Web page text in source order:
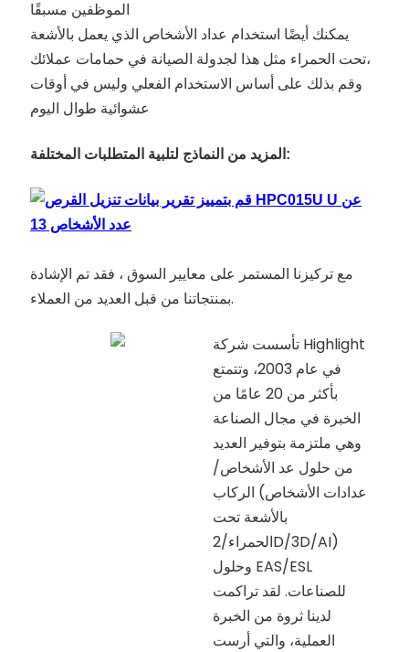
الموظفين مسبقًا
يمكنك أيضًا استخدام عداد الأشخاص الذي يعمل بالأشعة
تحت الحمراء مثل هذا لجدولة الصيانة في حمامات عملائك،
وقم بذلك على أساس الاستخدام الفعلي وليس في أوقات
المزيد من النماذج لتلبية المتطلبات المختلفة:
مع تركيزنا المستمر على معايير السوق ، فقد تم الإشادة
بمنتجاتنا من قبل العديد من العملاء.
تأسست شركة Highlight
في عام 2003، وتتمتع
بأكثر من 20 عامًا من
الخبرة في مجال الصناعة
وهي ملتزمة بتوفير العديد
من حلول عد الأشخاص/
الركاب (عدادات الأشخاص
بالأشعة تحت
الحمراء/2D/3D/AI)
وحلول EAS/ESL
للصناعات. لقد تراكمت
لدينا ثروة من الخبرة
العملية، والتي أرست